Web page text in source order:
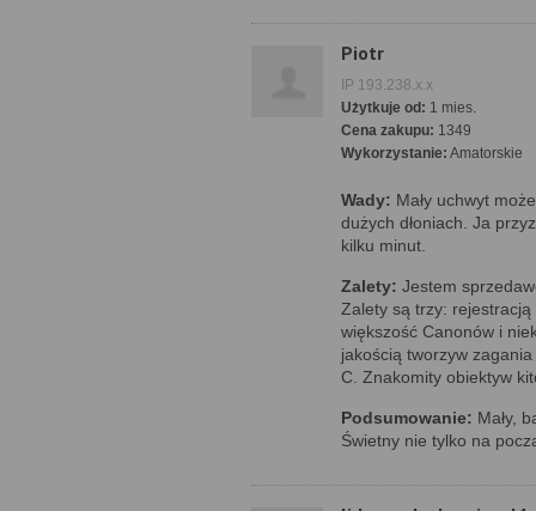
Piotr
IP 193.238.x.x
Użytkuje od: 1 mies.
Cena zakupu: 1349
Wykorzystanie: Amatorskie
Wady: Mały uchwyt
dużych dłoniach. Ja
kilku minut.
Zalety: Jestem
Zalety są trzy: rejestracją
większość Canonów i
jakością tworzyw
C. Znakomity obiektyw
Podsumowanie: Mały,
Świetny nie tylko na